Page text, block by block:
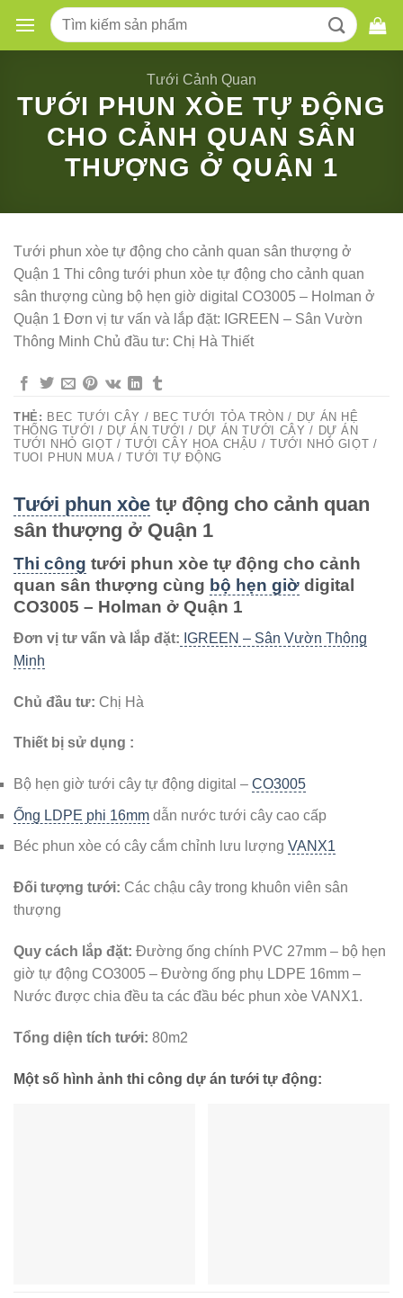
content
Tìm
kiếm:
Tưới Cảnh Quan
TƯỚI PHUN XÒE TỰ ĐỘNG
CHO CẢNH QUAN SÂN
THƯỢNG Ở QUẬN 1
Tưới phun xòe tự động cho cảnh quan sân thượng ở
Quận 1 Thi công tưới phun xòe tự động cho cảnh quan
sân thượng cùng bộ hẹn giờ digital CO3005 – Holman ở
Quận 1 Đơn vị tư vấn và lắp đặt: IGREEN – Sân Vườn
Thông Minh Chủ đầu tư: Chị Hà Thiết
THẺ: BEC TƯỚI CÂY / BEC TƯỚI TỎA TRÒN / DỰ ÁN HỆ
THỐNG TƯỚI / DỰ ÁN TƯỚI / DỰ ÁN TƯỚI CÂY / DỰ ÁN
TƯỚI NHỎ GIỌT / TƯỚI CÂY HOA CHẬU / TƯỚI NHỎ GIỌT /
TUOI PHUN MUA / TƯỚI TỰ ĐỘNG
Tưới phun xòe tự động cho cảnh quan
sân thượng ở Quận 1
Thi công tưới phun xòe tự động cho cảnh
quan sân thượng cùng bộ hẹn giờ digital
CO3005 – Holman ở Quận 1
Đơn vị tư vấn và lắp đặt: IGREEN – Sân Vườn Thông
Minh
Chủ đầu tư: Chị Hà
Thiết bị sử dụng :
Bộ hẹn giờ tưới cây tự động digital – CO3005
Ống LDPE phi 16mm dẫn nước tưới cây cao cấp
Béc phun xòe có cây cắm chỉnh lưu lượng VANX1
Đối tượng tưới: Các chậu cây trong khuôn viên sân
thượng
Quy cách lắp đặt: Đường ống chính PVC 27mm – bộ hẹn
giờ tự động CO3005 – Đường ống phụ LDPE 16mm –
Nước được chia đều ta các đầu béc phun xòe VANX1.
Tổng diện tích tưới: 80m2
Một số hình ảnh thi công dự án tưới tự động: